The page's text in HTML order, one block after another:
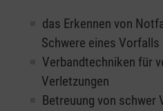
das Erkennen von
Schwere eines Vorfalls
Verbandtechniken für
Verletzungen
Betreuung von schwer